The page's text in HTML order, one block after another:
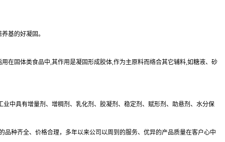
基的好凝固。
在固体类食品中,其作用是凝固形成胶体,作为主原料而络合其它辅料,如糖液、砂
中具有增量剂、增稠剂、乳化剂、胶凝剂、稳定剂、赋形剂、助悬剂、水分保
种齐全、价格合理，多年以来公司以周到的服务、优异的产品质量在客户心中